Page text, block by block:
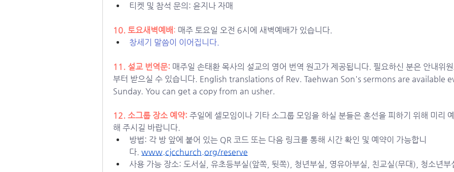
티켓 및 참석 문의: 윤지나 자매
10. 토요새벽예배: 매주 토요일 오전 6시에 새벽예배가 있습니다.
창세기 말씀이 이어집니다.
11. 설교 번역문: 매주일 손태환 목사의 설교의 영어 번역 원고가 제공됩니다. 필요하신 분은 안내위
부터 받으실 수 있습니다. English translations of Rev. Taehwan Son's sermons are available
Sunday. You can get a copy from an usher.
12. 소그룹 장소 예약: 주일에 셀모임이나 기타 소그룹 모임을 하실 분들은 혼선을 피하기 위해 미리
해 주시길 바랍니다.
방법: 각 방 앞에 붙어 있는 QR 코드 또는 다음 링크를 통해 시간 확인 및 예약이 가능합니
다. www.cjcchurch.org/reserve
사용 가능 장소: 도서실, 유초등부실(앞쪽, 뒷쪽), 청년부실, 영유아부실, 친교실(무대), 청소년부